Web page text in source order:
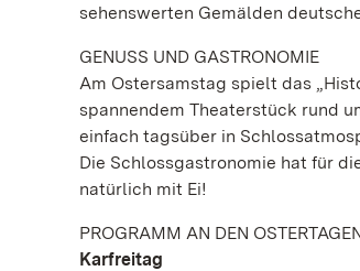
sehenswerten Gemälden
GENUSS UND GASTRONOMIE
Am Ostersamstag spielt das
spannendem Theaterstück rund
einfach tagsüber in
Die Schlossgastronomie hat für
natürlich mit Ei!
PROGRAMM AN DEN
Karfreitag